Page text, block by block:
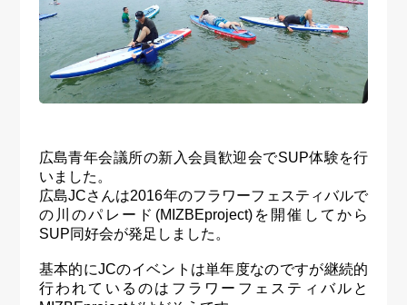
広島青年会議所の新入会員歓迎会でSUP体験を行
いました。
広島JCさんは2016年のフラワーフェスティバルで
の川のパレード(MIZBEproject)を開催してから
SUP同好会が発足しました。
基本的にJCのイベントは単年度なのですが継続的
行われているのはフラワーフェスティバルと